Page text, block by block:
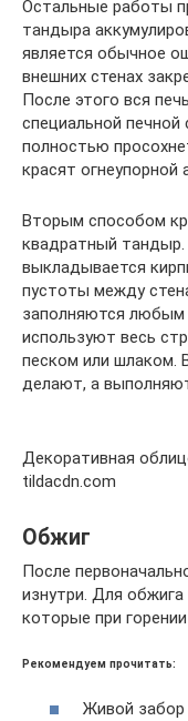
Остальные работы
тандыра
является обычное
внешних стенах
После этого вся
специальной печной
полностью
красят огнеупорной
Вторым способом
квадратный тандыр.
выкладывается
пустоты между
заполняются
используют весь
песком или шлаком.
делают, а
Декоративная
tildacdn.com
Обжиг
После
изнутри. Для
которые при
Рекомендуем прочитать:
Живой